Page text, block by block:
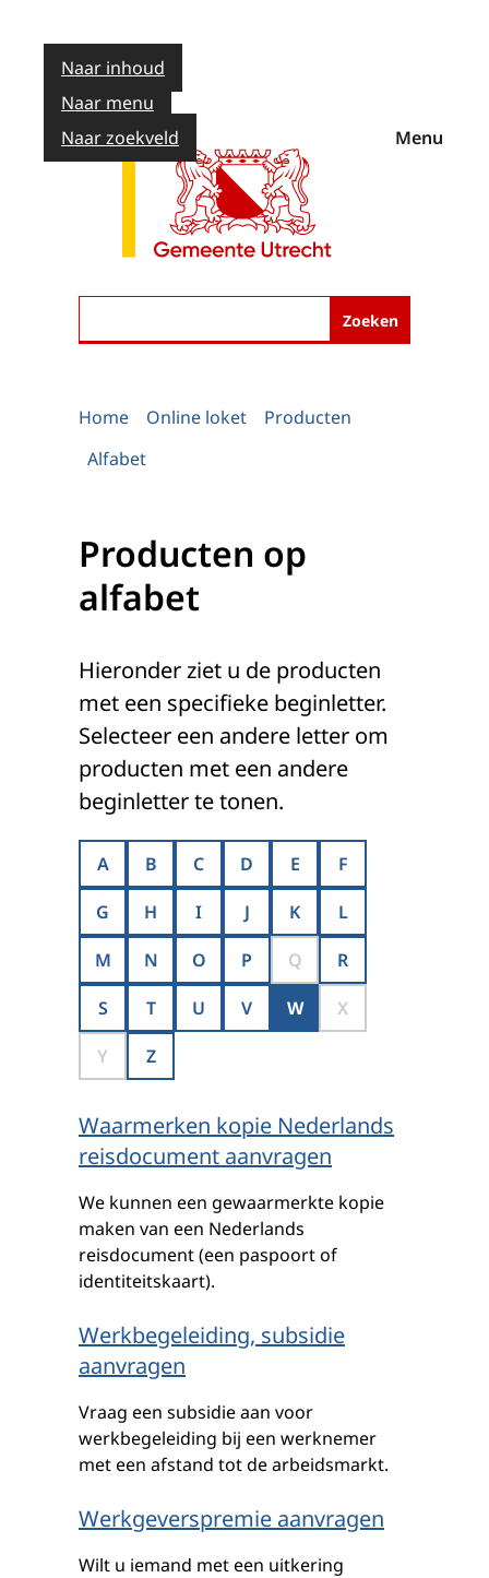
Naar inhoud
Naar menu
Naar zoekveld
Zoeken
Menu
Home Online loket
Producten
Alfabet
Producten op
alfabet
Hieronder ziet u de producten
met een specifieke beginletter.
Selecteer een andere letter om
producten met een andere
beginletter te tonen.
A B C D E
F
G
H I J K
L
M
N O P Q
R
S
T U V W
X
Y
Z
Waarmerken kopie Nederlands
reisdocument aanvragen
We kunnen een gewaarmerkte kopie
maken van een Nederlands
reisdocument (een paspoort of
identiteitskaart).
Werkbegeleiding, subsidie
aanvragen
Vraag een subsidie aan voor
werkbegeleiding bij een werknemer
met een afstand tot de arbeidsmarkt.
Werkgeverspremie aanvragen
Wilt u iemand met een uitkering